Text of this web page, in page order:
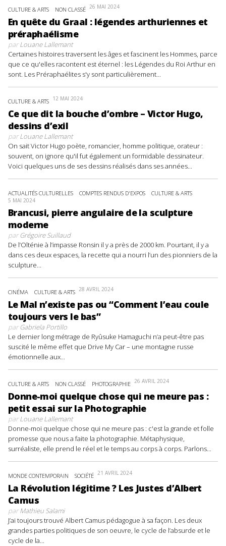
CULTURE & ARTS NON CLASSÉ 26 MAI 2024
En quête du Graal : légendes arthuriennes et
préraphaélisme
parLouane Lallemant
Certaines histoires traversent les âges et fascinent les Hommes, parce
que ce qu'elles racontent est éternel : les Légendes du Roi Arthur en
sont. Les Préraphaélites s'y sont particulièrement...
CULTURE & ARTS 12 MAI 2024
Ce que dit la bouche d’ombre – Victor Hugo,
dessins d’exil
parLouane Lallemant
On sait Victor Hugo poète, romancier, homme politique, orateur :
souvent, on ignore qu'il fut également un formidable dessinateur.
Voici quelques uns de ses dessins réalisés dans ses années...
ACTUALITÉS CULTURELLES COMPTES RENDUS D'EXPOS CULTURE & ARTS
5 MAI 2024
Brancusi, pierre angulaire de la sculpture
moderne
parGrégoire Suillaud
De l’Olténie à l’impasse Ronsin il y a près de 2000 km. Pourtant, il y a
dans ces deux espaces, la recette qui a nourri l’un des pionniers de la
sculpture...
CINÉMA CULTURE & ARTS 28 AVRIL 2024
Le Mal n’existe pas ou “Comment l’eau coule
toujours vers le bas”
parGabriela Portillo
Le dernier long métrage de Ryûsuke Hamaguchi n’a peut-être pas
suscité le même effet que Drive My Car – une montagne russe
émotionnelle aux...
CULTURE & ARTS NON CLASSÉ PHOTOGRAPHIE 26 AVRIL 2024
Donne-moi quelque chose qui ne meure pas :
petit essai sur la Photographie
parLouane Lallemant
Donne-moi quelque chose qui ne meure pas : c'est la grande et folle
promesse que nous a faite la photographie. Métaphysique,
surréaliste, elle prend le réel et le temps au corps à corps. Parlons...
MONDE CONTEMPORAIN SOCIÉTÉ 21 AVRIL 2024
La Révolution légitime ? Les Justes d’Albert
Camus
parMathieu Salami
J’ai toujours trouvé Albert Camus pédagogue à sa façon. Les deux
grandes parties politiques de son oeuvre, le cycle de l’absurde et le
cycle de la...